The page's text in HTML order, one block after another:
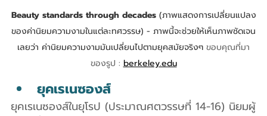
Beauty standards through decades (ภาพแสดงการเปลี่ยนแปลง
ของค่านิยมความงามในแต่ละทศวรรษ) - ภาพนี้จะช่วยให้เห็นภาพชัดเจน
เลยว่า ค่านิยมความงามมันเปลี่ยนไปตามยุคสมัยจริงๆ ขอบคุณที่มา
ของรูป : berkeley.edu
ยุคเรเนซองส์
ยุคเรเนซองส์ในยุโรป (ประมาณศตวรรษที่ 14-16) นิยมผู้